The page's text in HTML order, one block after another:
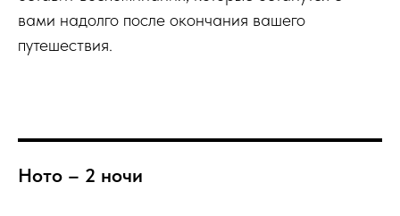
вами надолго после окончания вашего
путешествия.
Ното – 2 ночи